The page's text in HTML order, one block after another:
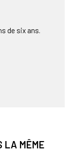
de six ans.
LA MÊME